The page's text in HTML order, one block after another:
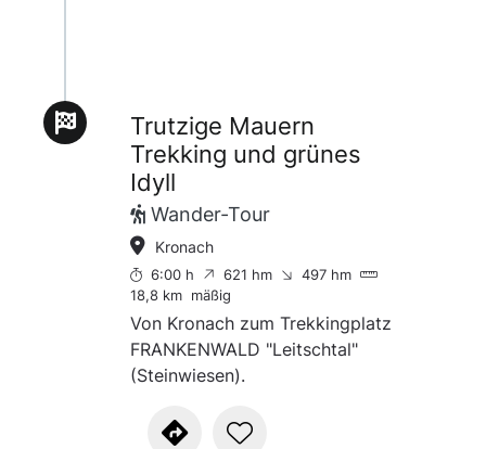
Trutzige Mauern
Trekking und grünes
Idyll
Wander-Tour
Kronach
6:00 h 621 hm
497 hm
18,8 km mäßig
Von Kronach zum Trekkingplatz
FRANKENWALD "Leitschtal"
(Steinwiesen).